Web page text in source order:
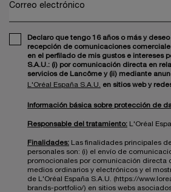
Correo electrónico
Declaro que tengo 16 años o más y
recepción de comunicaciones
en el perfilado de mis gustos e intereses
S.A.U.: (i) por comunicación directa en
servicios de Lancôme y (ii) mediante
L'Oréal España S.A.U.
en sitios web y
Información básica sobre protección de
Responsable del tratamiento: L'Oréal
Finalidades: Las finalidades principales
personales son: (i) el envío de
promocionales por comunicación directa
medios ordinarios y electrónicos y el
de L'Oréal España S.A.U. (https://
brands-portfolio/) en sitios webs